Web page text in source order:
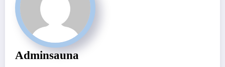
Adminsauna